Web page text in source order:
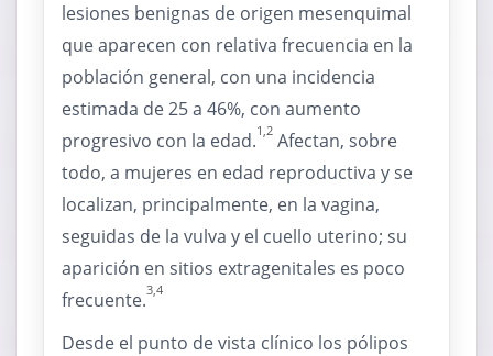
lesiones benignas de origen mesenquimal
que aparecen con relativa frecuencia en la
población general, con una incidencia
estimada de 25 a 46%, con aumento
progresivo con la edad.1,2 Afectan, sobre
todo, a mujeres en edad reproductiva y se
localizan, principalmente, en la vagina,
seguidas de la vulva y el cuello uterino; su
aparición en sitios extragenitales es poco
frecuente.3,4
Desde el punto de vista clínico los pólipos